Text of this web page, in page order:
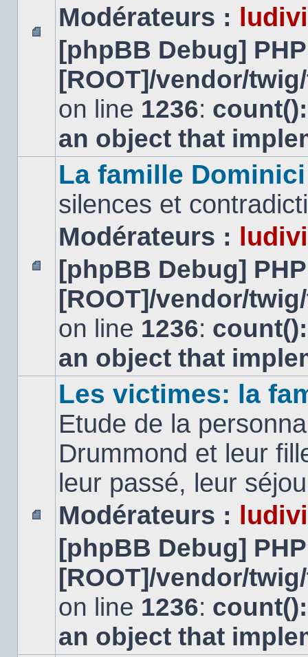
Aucun
message
non
Modérateurs :
[phpBB Debug]
[ROOT]/vendor/
on line 1236:
an object that
Aucun
message
non
La famille Dominici
silences et
Modérateurs :
[phpBB Debug]
[ROOT]/vendor/
on line 1236:
an object that
message
lu
Les victimes: la
Etude de la
Drummond et leur
leur passé, leur
Modérateurs :
[phpBB Debug]
[ROOT]/vendor/
on line 1236:
an object that